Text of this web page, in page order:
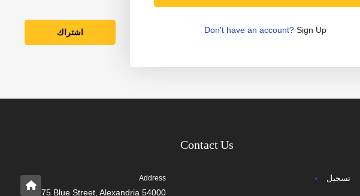
اشتراك Don't have an account? Sign Up
Contact Us
Address
75 Blue Street, Alexandria 54000
تسجيل